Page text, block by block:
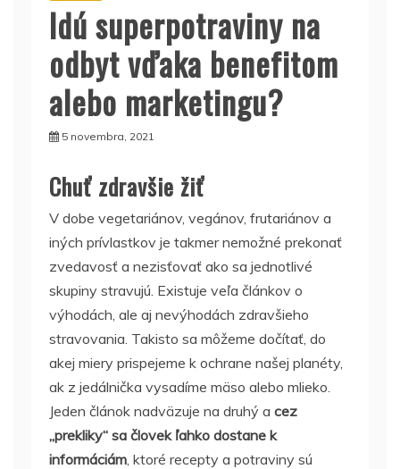
Idú superpotraviny na
odbyt vďaka benefitom
alebo marketingu?
5 novembra, 2021
Chuť zdravšie žiť
V dobe vegetariánov, vegánov, frutariánov a
iných prívlastkov je takmer nemožné prekonať
zvedavosť a nezisťovať ako sa jednotlivé
skupiny stravujú. Existuje veľa článkov o
výhodách, ale aj nevýhodách zdravšieho
stravovania. Takisto sa môžeme dočítať, do
akej miery prispejeme k ochrane našej planéty,
ak z jedálnička vysadíme mäso alebo mlieko.
Jeden článok nadväzuje na druhý a cez
„prekliky“ sa človek ľahko dostane k
informáciám, ktoré recepty a potraviny sú